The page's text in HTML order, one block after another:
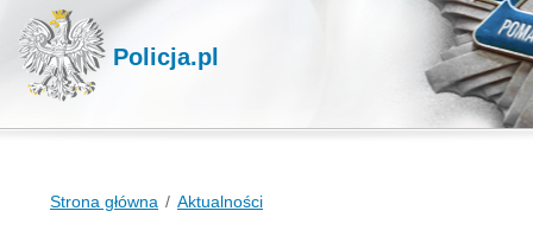
Policja.pl
Strona główna Aktualności